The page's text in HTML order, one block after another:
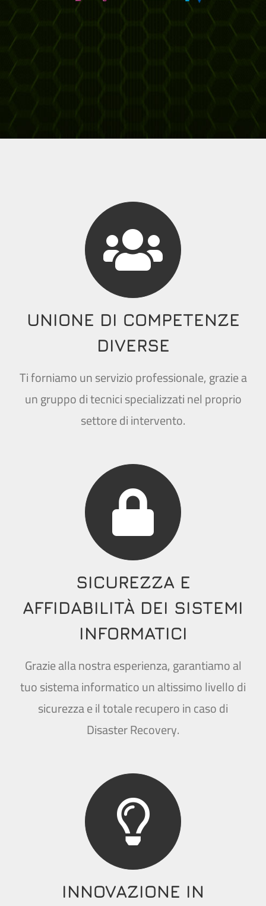
UNIONE DI COMPETENZE
DIVERSE
Ti forniamo un servizio professionale, grazie a
un gruppo di tecnici specializzati nel proprio
settore di intervento.
SICUREZZA E
AFFIDABILITÀ DEI SISTEMI
INFORMATICI
Grazie alla nostra esperienza, garantiamo al
tuo sistema informatico un altissimo livello di
sicurezza e il totale recupero in caso di
Disaster Recovery.
INNOVAZIONE IN